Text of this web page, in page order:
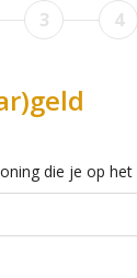
3 4
die je op